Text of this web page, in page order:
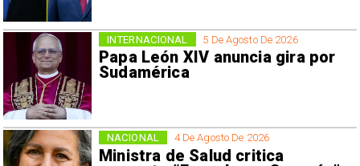
5 De Agosto De 2026
Papa León XIV anuncia gira por
Sudamérica
INTERNACIONAL
4 De Agosto De 2026
Ministra de Salud critica
NACIONAL